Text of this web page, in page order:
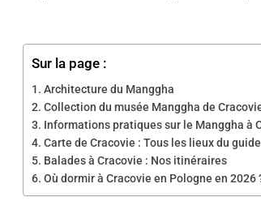
Sur la page :
Architecture du Manggha
Collection du musée Manggha de
Informations pratiques sur le Manggha à
Carte de Cracovie : Tous les lieux du
Balades à Cracovie : Nos itinéraires
Où dormir à Cracovie en Pologne en